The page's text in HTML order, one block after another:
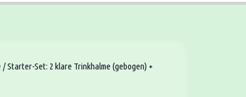
/ Starter-Set: 2 klare Trinkhalme (gebogen) +